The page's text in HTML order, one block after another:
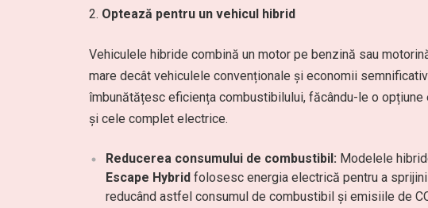
Optează pentru un vehicul hibrid
Vehiculele hibride combină un motor pe benzină sau
mare decât vehiculele convenționale și economii
îmbunătățesc eficiența combustibilului, făcându-le o
și cele complet electrice.
Reducerea consumului de combustibil: Modelele
Escape Hybrid folosesc energia electrică pentru a
reducând astfel consumul de combustibil și emisiile de